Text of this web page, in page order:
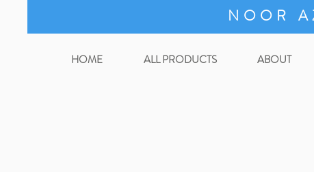
HOME ALL PRODUCTS ABOUT
NOOR